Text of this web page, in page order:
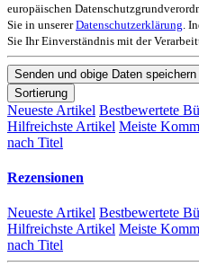
europäischen
Sie in unsererDatenschutzerklärung .
Sie Ihr Einverständnis mit der
Sortierung
Neueste Artikel Bestbewertete
Hilfreichste Artikel Meiste
nach Titel
Rezensionen
Neueste Artikel Bestbewertete
Hilfreichste Artikel Meiste
nach Titel